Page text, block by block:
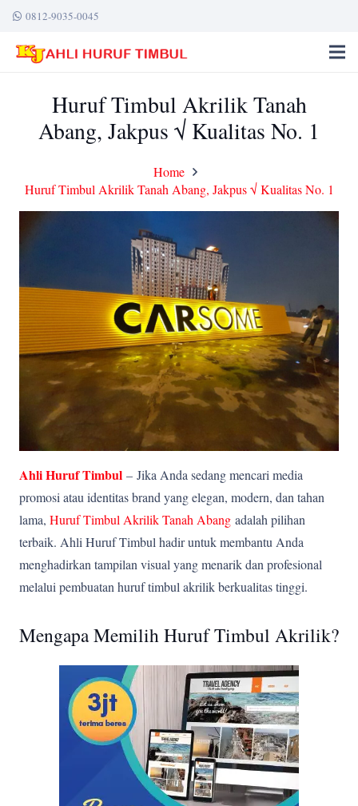
0812-9035-0045
Huruf Timbul Akrilik Tanah
Abang, Jakpus √ Kualitas No. 1
Home
Huruf Timbul Akrilik Tanah Abang, Jakpus √ Kualitas No. 1
Ahli Huruf Timbul – Jika Anda sedang mencari media
promosi atau identitas brand yang elegan, modern, dan tahan
lama, Huruf Timbul Akrilik Tanah Abang adalah pilihan
terbaik. Ahli Huruf Timbul hadir untuk membantu Anda
menghadirkan tampilan visual yang menarik dan profesional
melalui pembuatan huruf timbul akrilik berkualitas tinggi.
Mengapa Memilih Huruf Timbul Akrilik?